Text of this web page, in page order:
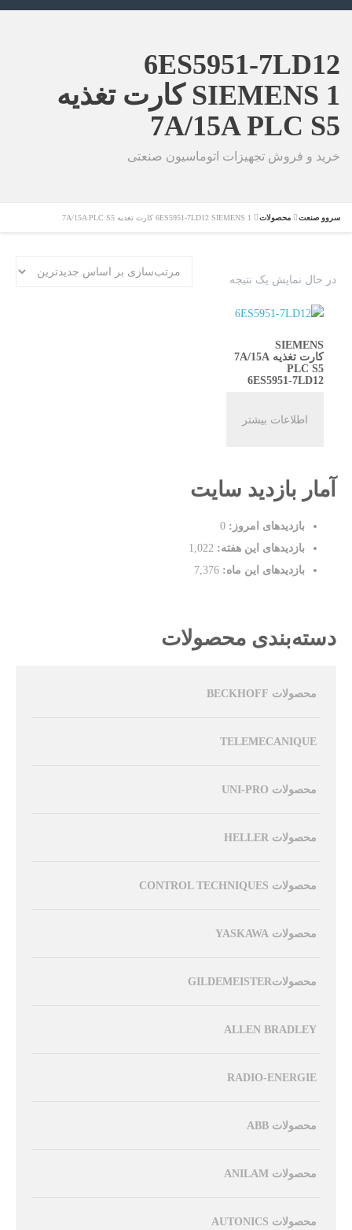
6ES5951-7LD12
SIEMENS 1 کارت تغذیه
7A/15A PLC S5
خرید و فروش تجهیزات اتوماسیون صنعتی
سروو صنعت محصولات 6ES5951-7LD12 SIEMENS 1 کارت تغذیه 7A/15A PLC S5
در حال نمایش یک نتیجه
SIEMENS
کارت تغذیه 7A/15A
PLC S5
6ES5951-7LD12
اطلاعات بیشتر
آمار بازدید سایت
بازدیدهای امروز: 0
بازدیدهای این هفته: 1,022
بازدیدهای این ماه: 7,376
دسته‌بندی محصولات
محصولات BECKHOFF
TELEMECANIQUE
محصولات UNI-PRO
محصولات HELLER
محصولات CONTROL TECHNIQUES
محصولات YASKAWA
محصولاتGILDEMEISTER
ALLEN BRADLEY
RADIO-ENERGIE
محصولات ABB
محصولات ANILAM
محصولات AUTONICS